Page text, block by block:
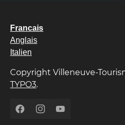
Francais
Anglais
Italien
Copyright Villeneuve-
TYPO3.
FacebookInstagramYouTube